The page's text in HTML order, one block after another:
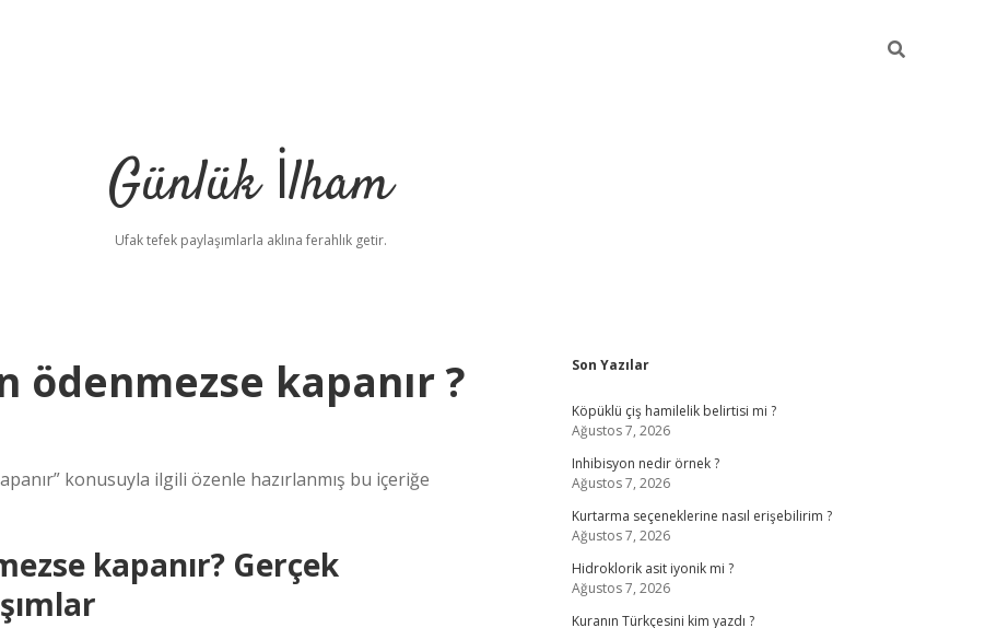
Günlük İlham
Ufak tefek paylaşımlarla aklına ferahlık getir.
ödenmezse kapanır ?
konusuyla ilgili özenle hazırlanmış bu içeriğe
kapanır? Gerçek
Sidebar
Son Yazılar
Köpüklü çiş hamilelik belirtisi mi ?
Ağustos 7, 2026
Inhibisyon nedir örnek ?
Ağustos 7, 2026
Kurtarma seçeneklerine nasıl erişebilirim ?
Ağustos 7, 2026
Hidroklorik asit iyonik mi ?
Ağustos 7, 2026
Kuranın Türkçesini kim yazdı ?